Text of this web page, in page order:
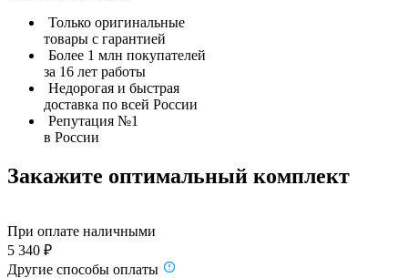
Только оригинальные
товары с гарантией
Более 1 млн покупателей
за 16 лет работы
Недорогая и быстрая
доставка по всей России
Репутация №1
в России
Закажите оптимальный комплект
При оплате наличными
5 340 ₽
Другие способы оплаты